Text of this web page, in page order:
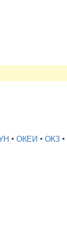
• ОКЕИ • ОКЗ •